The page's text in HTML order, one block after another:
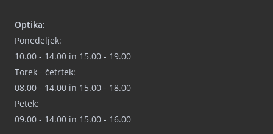
Optika:
Ponedeljek:
10.00 - 14.00 in 15.00 - 19.00
Torek - četrtek:
08.00 - 14.00 in 15.00 - 18.00
Petek:
09.00 - 14.00 in 15.00 - 16.00